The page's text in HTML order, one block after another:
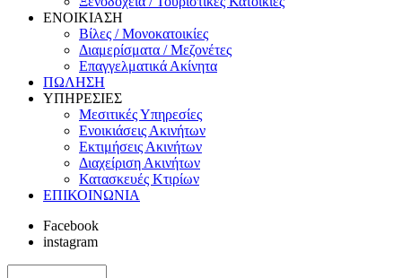
ΕΝΟΙΚΙΑΣΗ
Βίλες / Μονοκατοικίες
Διαμερίσματα / Μεζονέτες
Επαγγελματικά Ακίνητα
ΠΩΛΗΣΗ
ΥΠΗΡΕΣΙΕΣ
Μεσιτικές Υπηρεσίες
Ενοικιάσεις Ακινήτων
Εκτιμήσεις Ακινήτων
Διαχείριση Ακινήτων
Κατασκευές Κτιρίων
ΕΠΙΚΟΙΝΩΝΙΑ
Facebook
instagram